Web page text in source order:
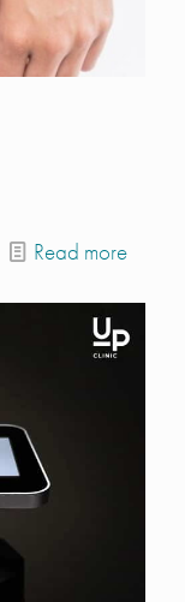
Read more